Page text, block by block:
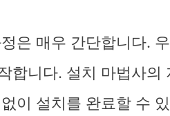
은 매우 간단합니다.
합니다. 설치 마법사의
이 설치를 완료할 수